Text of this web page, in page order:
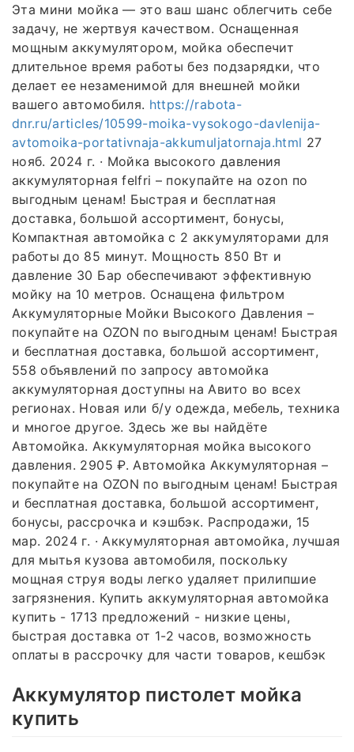
Эта мини мойка — это ваш шанс облегчить себе
задачу, не жертвуя качеством. Оснащенная
мощным аккумулятором, мойка обеспечит
длительное время работы без подзарядки, что
делает ее незаменимой для внешней мойки
вашего автомобиля. https://rabota-
dnr.ru/articles/10599-moika-vysokogo-davlenija-
avtomoika-portativnaja-akkumuljatornaja.html 27
нояб. 2024 г. · Мойка высокого давления
аккумуляторная felfri – покупайте на ozon по
выгодным ценам! Быстрая и бесплатная
доставка, большой ассортимент, бонусы,
Компактная автомойка с 2 аккумуляторами для
работы до 85 минут. Мощность 850 Вт и
давление 30 Бар обеспечивают эффективную
мойку на 10 метров. Оснащена фильтром
Аккумуляторные Мойки Высокого Давления –
покупайте на OZON по выгодным ценам! Быстрая
и бесплатная доставка, большой ассортимент,
558 объявлений по запросу автомойка
аккумуляторная доступны на Авито во всех
регионах. Новая или б/у одежда, мебель, техника
и многое другое. Здесь же вы найдёте
Автомойка. Аккумуляторная мойка высокого
давления. 2905 ₽. Автомойка Аккумуляторная –
покупайте на OZON по выгодным ценам! Быстрая
и бесплатная доставка, большой ассортимент,
бонусы, рассрочка и кэшбэк. Распродажи, 15
мар. 2024 г. · Аккумуляторная автомойка, лучшая
для мытья кузова автомобиля, поскольку
мощная струя воды легко удаляет прилипшие
загрязнения. Купить аккумуляторная автомойка
купить - 1713 предложений - низкие цены,
быстрая доставка от 1-2 часов, возможность
оплаты в рассрочку для части товаров, кешбэк
Аккумулятор пистолет мойка
купить